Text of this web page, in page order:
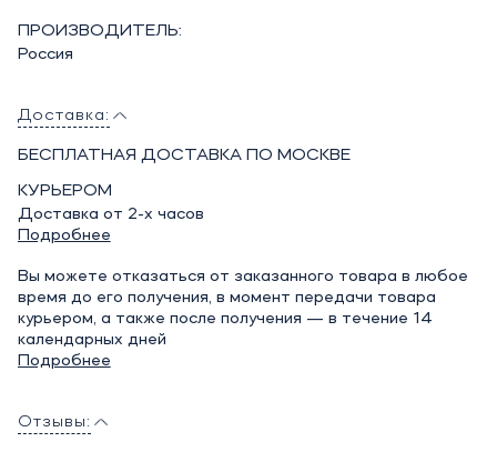
ПРОИЗВОДИТЕЛЬ:
Россия
Доставка:
БЕСПЛАТНАЯ ДОСТАВКА ПО МОСКВЕ
КУРЬЕРОМ
Доставка от 2-х часов
Подробнее
Вы можете отказаться от заказанного товара в любое
время до его получения, в момент передачи товара
курьером, а также после получения — в течение 14
календарных дней
Подробнее
Отзывы: